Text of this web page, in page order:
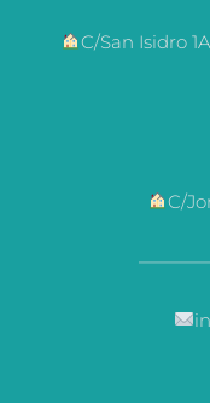
C/San Isidro
C/